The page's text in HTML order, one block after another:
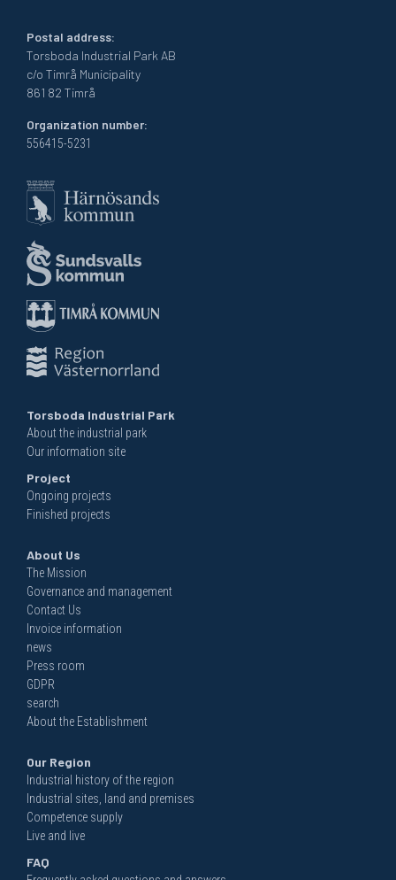
Postal address:
Torsboda Industrial Park AB
c/o Timrå Municipality
861 82 Timrå
Organization number:
556415-5231
Torsboda Industrial Park
About the industrial park
Our information site
Project
Ongoing projects
Finished projects
About Us
The Mission
Governance and management
Contact Us
Invoice information
news
Press room
GDPR
search
About the Establishment
Our Region
Industrial history of the region
Industrial sites, land and premises
Competence supply
Live and live
FAQ